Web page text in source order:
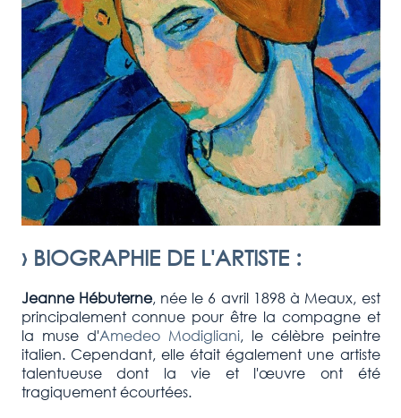
› BIOGRAPHIE DE L'ARTISTE:
Jeanne Hébuterne, née le 6 avril 1898 à Meaux, est
principalement connue pour être la compagne et
la muse d'Amedeo Modigliani, le célèbre peintre
italien. Cependant, elle était également une artiste
talentueuse dont la vie et l'œuvre ont été
tragiquement écourtées.